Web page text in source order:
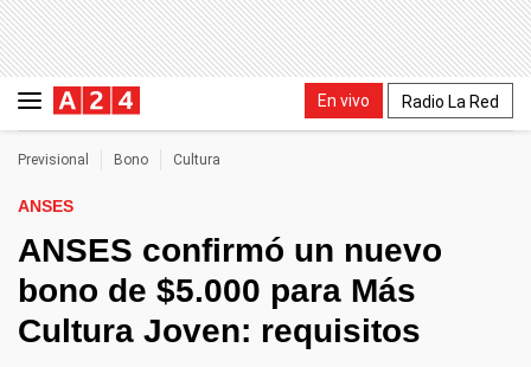
En vivo Radio La Red
Previsional Bono Cultura
ANSES
ANSES confirmó un nuevo
bono de $5.000 para Más
Cultura Joven: requisitos